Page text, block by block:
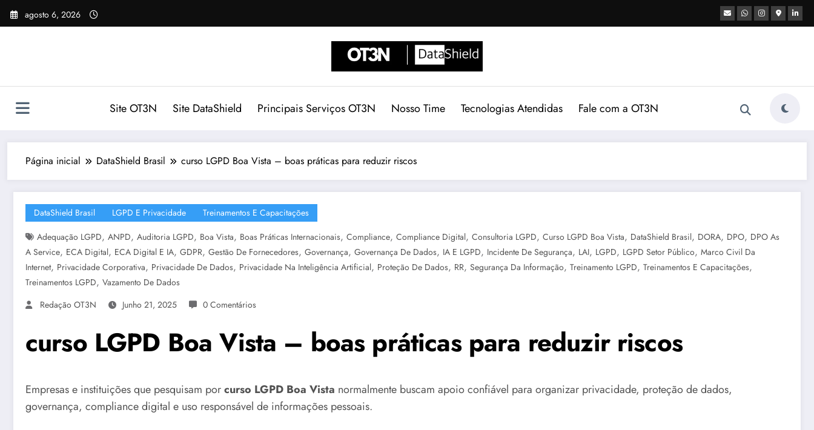
Pular
para
agosto 6, 2026
Site OT3N Site DataShield Principais Serviços OT3N Nosso Time Tecnologias Atendidas Fale com a OT3N
Página inicial DataShield Brasil curso LGPD Boa Vista – boas práticas para reduzir riscos
DataShield Brasil LGPD E Privacidade
Treinamentos E Capacitações
Adequação LGPD, ANPD, Auditoria LGPD, Boa Vista, Boas Práticas Internacionais, Compliance, Compliance Digital, Consultoria LGPD, Curso LGPD Boa Vista, DataShield Brasil, DORA, DPO, DPO As
A Service, ECA Digital, ECA Digital E IA, GDPR, Gestão De Fornecedores, Governança, Governança De Dados, IA E LGPD, Incidente De Segurança, LAI, LGPD, LGPD Setor Público, Marco Civil Da
Internet, Privacidade Corporativa, Privacidade De Dados, Privacidade Na Inteligência Artificial, Proteção De Dados, RR, Segurança Da Informação, Treinamento LGPD, Treinamentos E Capacitações,
Treinamentos LGPD, Vazamento De Dados
Redação OT3N
Junho 21, 2025 0 Comentários
curso LGPD Boa Vista – boas práticas para reduzir riscos
Empresas e instituições que pesquisam porcurso LGPD Boa Vista normalmente buscam apoio confiável para organizar privacidade, proteção de dados,
governança, compliance digital e uso responsável de informações pessoais.